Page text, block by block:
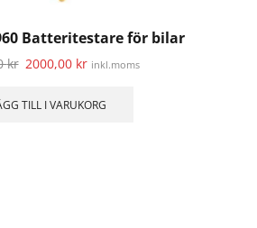
Batteritestare för bilar
kr 2000,00 kr inkl.moms
TILL I VARUKORG